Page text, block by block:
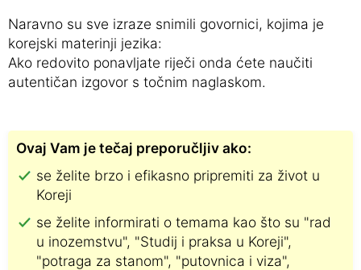
Naravno su sve izraze snimili govornici, kojima je
korejski materinji jezika:
Ako redovito ponavljate riječi onda ćete naučiti
autentičan izgovor s točnim naglaskom.
Ovaj Vam je tečaj preporučljiv ako:
se želite brzo i efikasno pripremiti za život u
Koreji
se želite informirati o temama kao što su "rad
u inozemstvu", "Studij i praksa u Koreji",
"potraga za stanom", "putovnica i viza",